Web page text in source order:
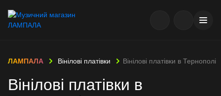
ЛАМПАЛА Вінілові платівки Вінілові платівки в Тернополі
Вінілові платівки в